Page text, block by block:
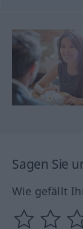
Sagen Sie
Wie gefällt